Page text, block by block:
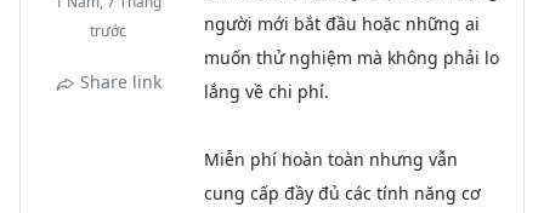
trước
Share link
người mới bắt đầu hoặc những ai
muốn thử nghiệm mà không phải lo
lắng về chi phí.
Miễn phí hoàn toàn nhưng vẫn
cung cấp đầy đủ các tính năng cơ